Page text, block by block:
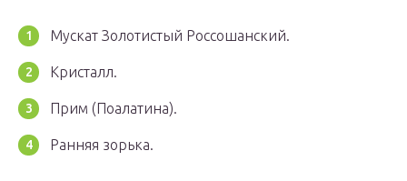
Мускат Золотистый Россошанский.
Кристалл.
Прим (Поалатина).
Ранняя зорька.